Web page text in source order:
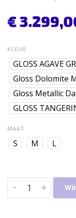
€
KLEUR
GLOSS AGAVE
Gloss Dolomite
Gloss Metallic
GLOSS
MAAT
S M L
- +